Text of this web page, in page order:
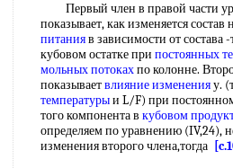
Первый член в правой части
показывает, как изменяется состав
питанияв зависимости от состава
кубовом остатке при постоянных
мольных потокахпо колонне.
показываетвлияние измененияу.
температурыи L/F) при
того компонента в кубовом
определяем по уравнению (IV,24),
изменения второго члена,тогда